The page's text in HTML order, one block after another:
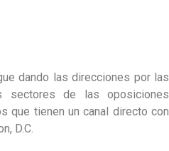
dando las direcciones por las
sectores de las oposiciones
que tienen un canal directo con
D.C.